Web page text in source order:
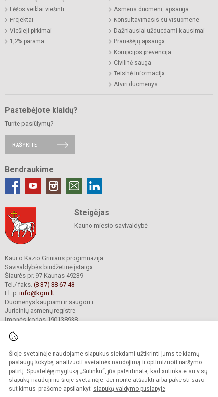
Šioje svetainėje naudojame slapukus siekdami užtikrinti jums teikiamų
paslaugų kokybę, analizuoti svetainės naudojimą ir optimizuoti naršymo
patirtį. Spustelėję mygtuką „Sutinku“, jūs patvirtinate, kad sutinkate su visų
slapukų naudojimu šioje svetainėje. Jei norite atšaukti arba pakeisti savo
sutikimus, prašome apsilankyti slapukų valdymo puslapyje.
Lėšos veiklai viešinti
Projektai
Viešieji pirkimai
1,2% parama
Asmens duomenų apsauga
Konsultavimasis su visuomene
Dažniausiai užduodami klausimai
Pranešėjų apsauga
Korupcijos prevencija
Civilinė sauga
Teisinė informacija
Atviri duomenys
Pastebėjote klaidų?
Turite pasiūlymų?
RAŠYKITE
Bendraukime
Steigėjas
Kauno miesto savivaldybė
Kauno Kazio Griniaus progimnazija
Savivaldybės biudžetinė įstaiga
Šiaurės pr. 97 Kaunas 49239
Tel./ faks. (8 37) 38 67 48
El. p. info@kgm.lt
Duomenys kaupiami ir saugomi
Juridinių asmenų registre
Įmonės kodas 190138938
© 2024. Kauno Kazio Griniaus progimnazija. Visos teisės saugomos.
Kopijuoti turinį be raštiško progimnazijos sutikimo griežtai draudžiama.
Prieinamumo paraiška Slapukų valdymas
Sumanus būdas atnaujinti